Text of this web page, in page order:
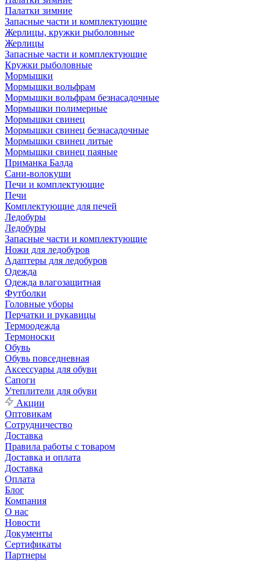
Палатки зимние
Запасные части и комплектующие
Жерлицы, кружки рыболовные
Жерлицы
Запасные части и комплектующие
Кружки рыболовные
Мормышки
Мормышки вольфрам
Мормышки вольфрам безнасадочные
Мормышки полимерные
Мормышки свинец
Мормышки свинец безнасадочные
Мормышки свинец литые
Мормышки свинец паяные
Приманка Балда
Сани-волокуши
Печи и комплектующие
Печи
Комплектующие для печей
Ледобуры
Ледобуры
Запасные части и комплектующие
Ножи для ледобуров
Адаптеры для ледобуров
Одежда
Одежда влагозащитная
Футболки
Головные уборы
Перчатки и рукавицы
Термоодежда
Термоноски
Обувь
Обувь повседневная
Аксессуары для обуви
Сапоги
Утеплители для обуви
Акции
Оптовикам
Сотрудничество
Доставка
Правила работы с товаром
Доставка и оплата
Доставка
Оплата
Блог
Компания
О нас
Новости
Документы
Сертификаты
Партнеры